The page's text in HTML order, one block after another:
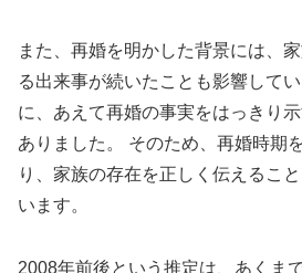
また、再婚を明かした背景には、
る出来事が続いたことも影響して
に、あえて再婚の事実をはっきり
ありました。 そのため、再婚時期
り、家族の存在を正しく伝えるこ
います。
2008年前後という推定は、あくま